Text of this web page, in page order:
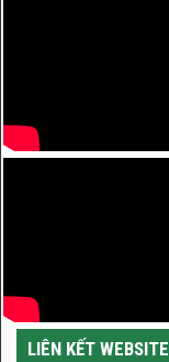
LIÊN KẾT WEBSITE